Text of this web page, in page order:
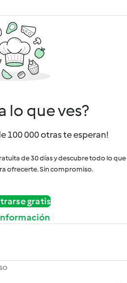
lo que ves?
100 000 otras te esperan!
de 30 días y descubre todo lo que
ofrecerte. Sin compromiso.
gratis